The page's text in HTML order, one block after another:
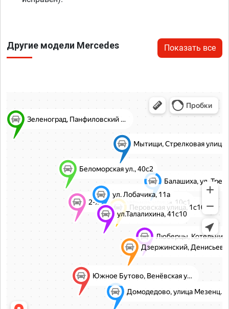
Другие модели Mercedes Показать все